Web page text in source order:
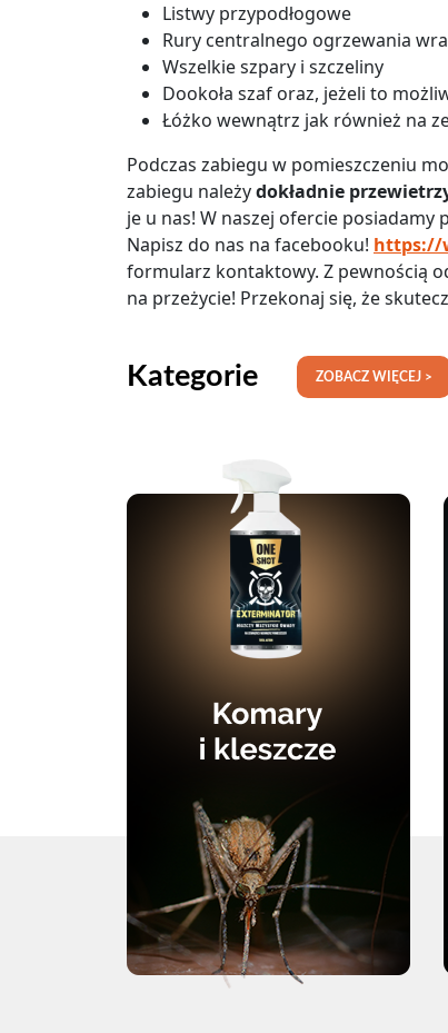
Listwy przypodłogowe
Rury centralnego ogrzewania
Wszelkie szpary i szczeliny
Dookoła szaf oraz, jeżeli to
Łóżko wewnątrz jak również na
Podczas zabiegu w pomieszczeniu
zabiegu należydokładnie
je u nas! W naszej ofercie
Napisz do nas na facebooku! https://
formularz kontaktowy. Z pewnością
na przeżycie! Przekonaj się, że
Kategorie ZOBACZ WIĘCEJ >